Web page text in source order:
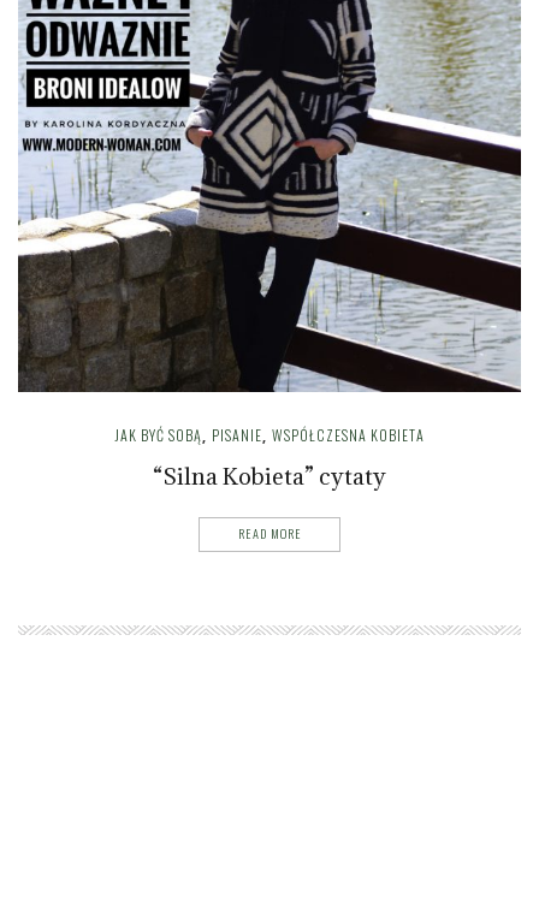
JAK BYĆ SOBĄ, PISANIE, WSPÓŁCZESNA KOBIETA
“Silna Kobieta” cytaty
READ MORE